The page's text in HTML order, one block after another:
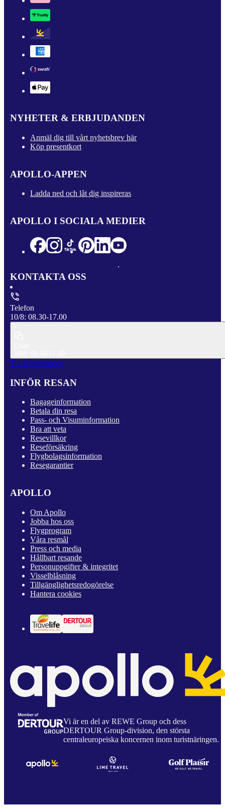
NYHETER & ERBJUDANDEN
Anmäl dig till vårt nyhetsbrev här
Köp presentkort
APOLLO-APPEN
Ladda ned och låt dig inspireras
APOLLO I SOCIALA MEDIER
KONTAKTA OSS
Telefon
10/8: 08.30-17.00
Till Kundservice
INFÖR RESAN
Bagageinformation
Betala din resa
Pass- och Visuminformation
Bra att veta
Resevillkor
Reseförsäkring
Flygbolagsinformation
Resegarantier
APOLLO
Om Apollo
Jobba hos oss
Flygprogram
Våra resmål
Press och media
Hållbart resande
Personuppgifter & integritet
Visselblåsning
Tillgänglighetsredogörelse
Hantera cookies
Vi är en del av REWE Group och dess
DERTOUR Group-division, den största
centraleuropeiska koncernen inom turistnäringen.